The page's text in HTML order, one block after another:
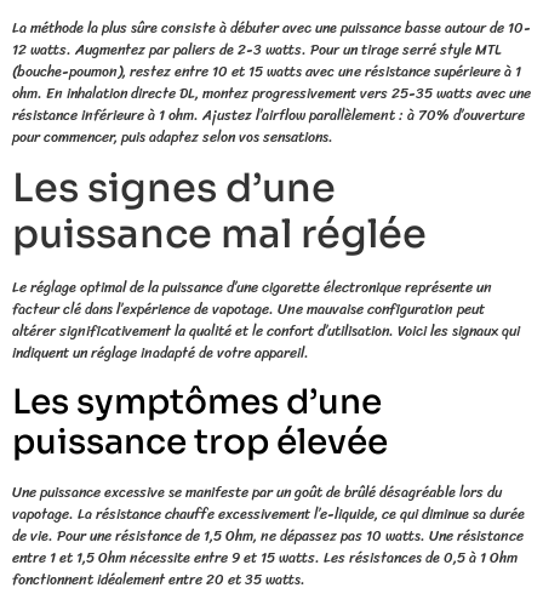
La méthode la plus sûre consiste à débuter avec une puissance basse autour de 10-
12 watts. Augmentez par paliers de 2-3 watts. Pour un tirage serré style MTL
(bouche-poumon), restez entre 10 et 15 watts avec une résistance supérieure à 1
ohm. En inhalation directe DL, montez progressivement vers 25-35 watts avec une
résistance inférieure à 1 ohm. Ajustez l’airflow parallèlement : à 70% d’ouverture
pour commencer, puis adaptez selon vos sensations.
Les signes d’une
puissance mal réglée
Le réglage optimal de la puissance d’une cigarette électronique représente un
facteur clé dans l’expérience de vapotage. Une mauvaise configuration peut
altérer significativement la qualité et le confort d’utilisation. Voici les signaux qui
indiquent un réglage inadapté de votre appareil.
Les symptômes d’une
puissance trop élevée
Une puissance excessive se manifeste par un goût de brûlé désagréable lors du
vapotage. La résistance chauffe excessivement l’e-liquide, ce qui diminue sa durée
de vie. Pour une résistance de 1,5 Ohm, ne dépassez pas 10 watts. Une résistance
entre 1 et 1,5 Ohm nécessite entre 9 et 15 watts. Les résistances de 0,5 à 1 Ohm
fonctionnent idéalement entre 20 et 35 watts.